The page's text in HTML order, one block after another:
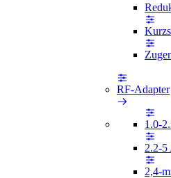
RF-Adapter
1.0-
2.2-5
2,4-